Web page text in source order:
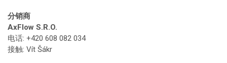
分销商
AxFlow S.R.O.
电话: +420 608 082 034
接触: Vít Šákr